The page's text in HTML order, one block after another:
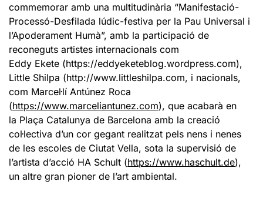
commemorar amb una multitudinària “Manifestació-
Processó-Desfilada lúdic-festiva per la Pau Universal i
l’Apoderament Humà”, amb la participació de
reconeguts artistes internacionals com
Eddy Ekete (https://eddyeketeblog.wordpress.com),
Little Shilpa (http://www.littleshilpa.com, i nacionals,
com Marcel·lí Antúnez Roca
(https://www.marceliantunez.com), que acabarà en
la Plaça Catalunya de Barcelona amb la creació
col·lectiva d’un cor gegant realitzat pels nens i nenes
de les escoles de Ciutat Vella, sota la supervisió de
l’artista d’acció HA Schult (https://www.haschult.de),
un altre gran pioner de l’art ambiental.